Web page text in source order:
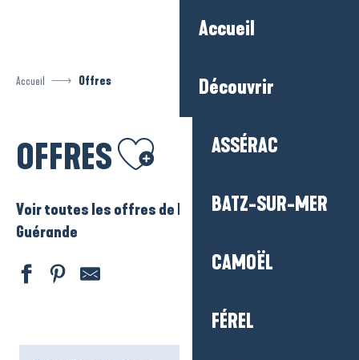
Accueil
Découvrir
ASSÉRAC
BATZ-SUR-MER
CAMOËL
FÉREL
Accueil Offres
OFFRES Ajouter aux favoris
Voir toutes les offres de La Baule – Presqu’ile de
Guérande